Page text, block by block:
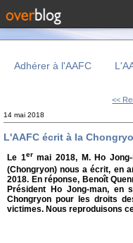
Adhérer à l'AAFC
<<
14 mai 2018
L'AAFC écrit à la
Le 1ermai 2018, M. Ho
(Chongryon) nous a écrit, en
2018. En réponse, Benoît
Président Ho Jong-man,
Chongryon pour les droits
victimes. Nous reproduisons